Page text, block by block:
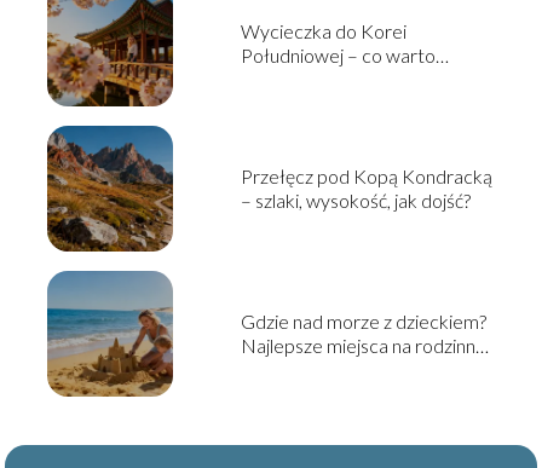
Wycieczka do Korei
Południowej – co warto
Przełęcz pod Kopą Kondracką
– szlaki, wysokość, jak dojść?
Gdzie nad morze z dzieckiem?
Najlepsze miejsca na rodzinny